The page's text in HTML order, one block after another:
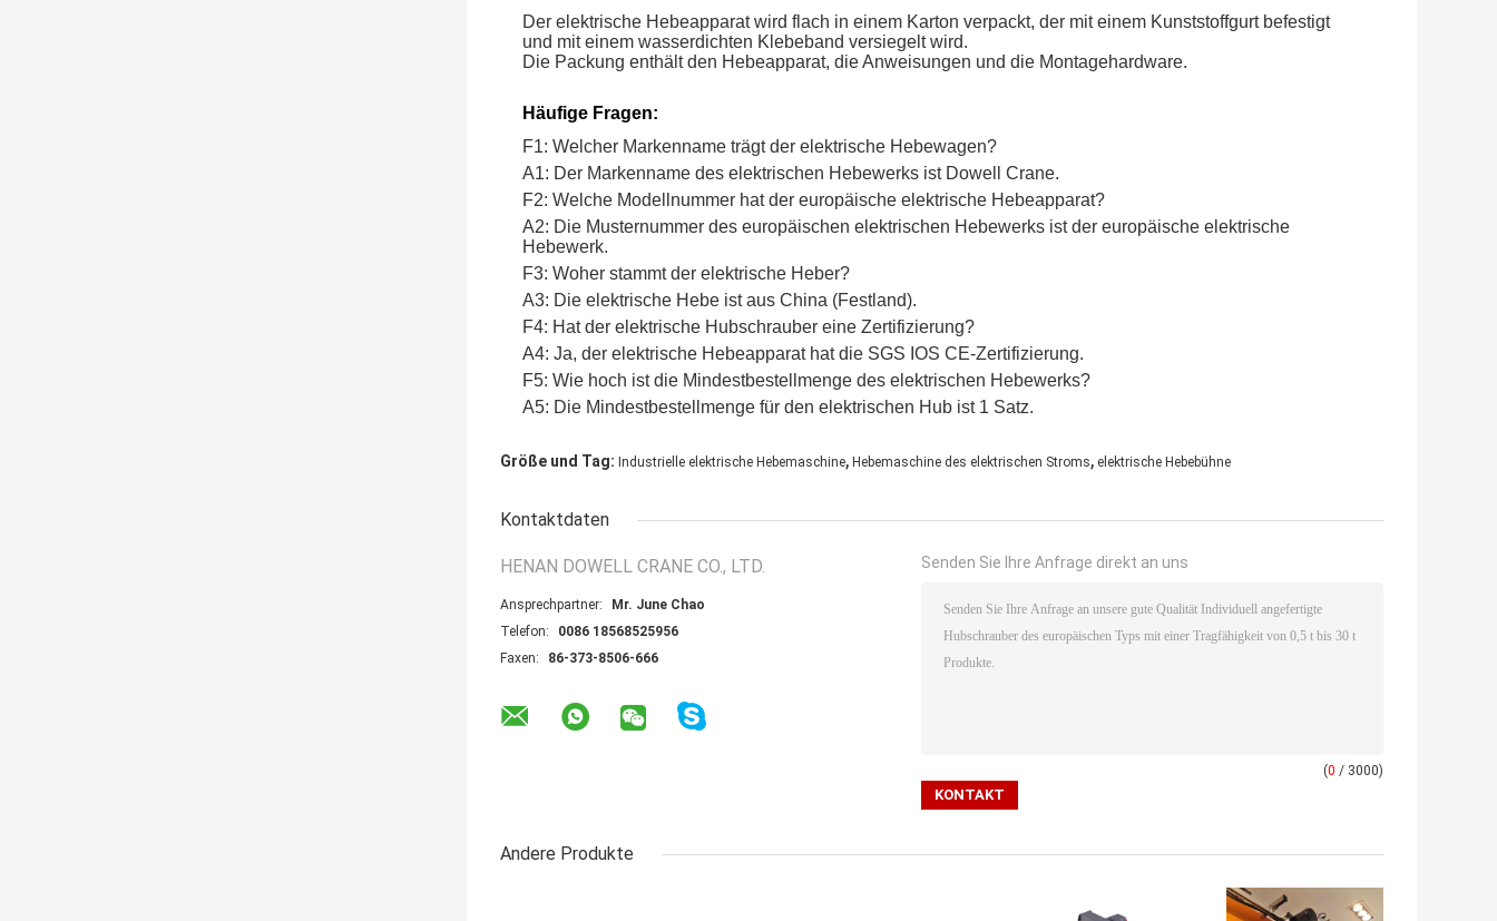
Der elektrische Hebeapparat wird flach in einem Karton verpackt, der mit einem Kunststoffgurt befestigt
und mit einem wasserdichten Klebeband versiegelt wird.
Die Packung enthält den Hebeapparat, die Anweisungen und die Montagehardware.
Häufige Fragen:
F1: Welcher Markenname trägt der elektrische Hebewagen?
A1: Der Markenname des elektrischen Hebewerks ist Dowell Crane.
F2: Welche Modellnummer hat der europäische elektrische Hebeapparat?
A2: Die Musternummer des europäischen elektrischen Hebewerks ist der europäische elektrische
Hebewerk.
F3: Woher stammt der elektrische Heber?
A3: Die elektrische Hebe ist aus China (Festland).
F4: Hat der elektrische Hubschrauber eine Zertifizierung?
A4: Ja, der elektrische Hebeapparat hat die SGS IOS CE-Zertifizierung.
F5: Wie hoch ist die Mindestbestellmenge des elektrischen Hebewerks?
A5: Die Mindestbestellmenge für den elektrischen Hub ist 1 Satz.
Größe und Tag: Industrielle elektrische Hebemaschine, Hebemaschine des elektrischen Stroms, elektrische Hebebühne
Kontaktdaten
HENAN DOWELL CRANE CO., LTD.
Ansprechpartner:
Mr. June Chao
Telefon:
0086 18568525956
Faxen:
86-373-8506-666
Senden Sie Ihre Anfrage direkt an uns
(0 / 3000)
Andere Produkte